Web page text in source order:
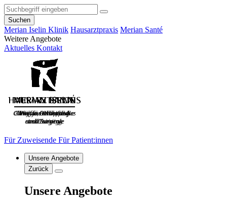
Suchen
Merian Iselin Klinik Hausarztpraxis Merian Santé
Weitere Angebote
Aktuelles Kontakt
Für Zuweisende Für Patient:innen
Unsere Angebote
Zurück
Unsere Angebote